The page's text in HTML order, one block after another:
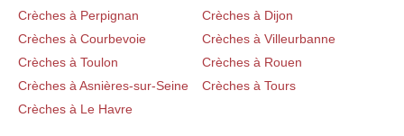
Crèches à Perpignan
Crèches à Dijon
Crèches à Courbevoie
Crèches à Villeurbanne
Crèches à Toulon
Crèches à Rouen
Crèches à Asnières-sur-Seine
Crèches à Tours
Crèches à Le Havre